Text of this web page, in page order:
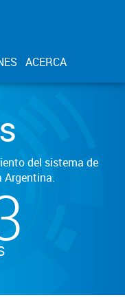
ACERCA
del sistema de
Argentina.